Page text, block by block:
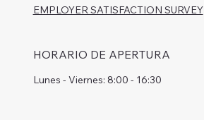
EMPLOYER SATISFACTION SURVEY
HORARIO DE APERTURA
Lunes - Viernes: 8:00 - 16:30